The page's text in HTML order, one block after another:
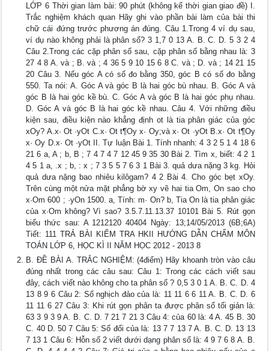
LỚP 6 Thời gian làm bài: 90 phút (không kể thời gian giao đề) I.
Trắc nghiệm khách quan Hãy ghi vào phần bài làm của bài thi
chữ cái đứng trước phương án đúng. Câu 1.Trong 4 ví dụ sau,
ví dụ nào không phải là phân số? 3 1,7 0 13 A. B. C. D. 5 3 2 4
Câu 2.Trong các cặp phân số sau, cặp phân số bằng nhau là: 3
27 4 8 A. và ; B. và ; 4 36 5 9 10 15 6 8 C. và ; D. và ; 14 21 15
20 Câu 3. Nếu góc A có số đo bằng 350, góc B có số đo bằng
550. Ta nói: A. Góc A và góc B là hai góc bù nhau. B. Góc A và
góc B là hai góc kề bù. C. Góc A và góc B là hai góc phụ nhau.
D. Góc A và góc B là hai góc kề nhau. Câu 4. Với những điều
kiện sau, điều kiện nào khẳng định ot là tia phân giác của góc
xOy? A.x· Ot ·yOt C.x· Ot t¶Oy x· Oy;và x· Ot ·yOt B.x· Ot t¶Oy
x· Oy D.x· Ot ·yOt II. Tự luận Bài 1. Tính nhanh: 4 3 2 5 1 4 18 6
21 6 a, A ; b, B ; 7 4 7 4 7 12 45 9 35 30 Bài 2. Tìm x, biết: 4 2 1
4 5 1 a, .x ; b, : x ; 7 3 5 5 7 6 3 1 Bài 3. quả dưa nặng 3 kg. Hỏi
quả dưa nặng bao nhiêu kilôgam? 4 2 Bài 4. Cho góc bẹt xOy.
Trên cùng một nửa mặt phẳng bờ xy vẽ hai tia Om, On sao cho
x·Om 600 ; ·yOn 1500. a, Tính: m· On? b, Tia On là tia phân giác
của x·Om không? Vì sao? 3.5.7.11.13.37 10101 Bài 5. Rút gọn
biểu thức sau: A 1212120 40404 Ngày: 13;14/05/2013 (6B;6A)
Tiết: 111 TRẢ BÀI KIỂM TRA HKII HƯỚNG DẪN CHẤM MÔN
TOÁN LỚP 6, HỌC KÌ II NĂM HỌC 2012 - 2013 8
B. ĐỀ BÀI A. TRẮC NGHIỆM: (4điểm) Hãy khoanh tròn vào câu
đúng nhất trong các câu sau: Câu 1: Trong các cách viết sau
đây, cách viết nào không cho ta phân số ? 0,5 3 0 1 A. B. C. D. 4
13 8 9 6 Câu 2: Số nghịch đảo của là: 11 11 6 6 11 A. B. C. D. 6
11 11 6 27 Câu 3: Khi rút gọn phân ta được phân số tối giản là:
63 3 9 3 9 A. B. C. D. 7 21 7 21 3 Câu 4: của 60 là: 4 A. 45 B. 30
C. 40 D. 50 7 Câu 5: Số đối của là: 13 7 7 13 7 A. B. C. D. 13 13
7 13 1 Câu 6: Hỗn số 2 viết dưới dạng phân số là: 4 9 7 6 8 A. B.